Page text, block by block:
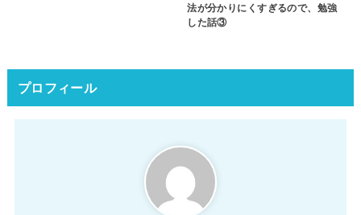
法が分かりにくすぎるので、勉強
した話③
プロフィール